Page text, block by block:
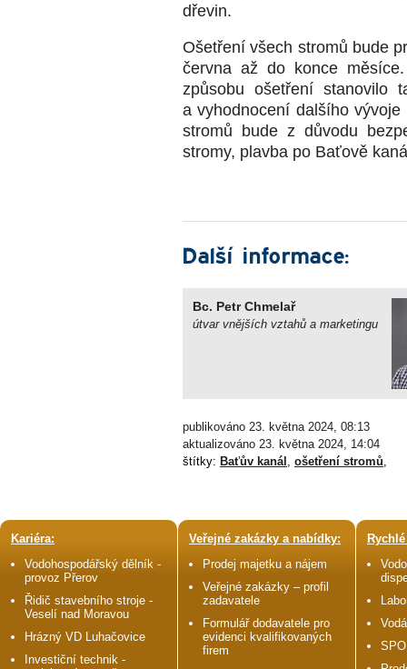
dřevin.
Ošetření všech stromů bude
června až do konce
způsobu ošetření stanovilo
a vyhodnocení dalšího
stromů bude z důvodu
stromy, plavba po Baťově
Další informace:
Bc. Petr Chmelař
útvar vnějších vztahů a marketingu
publikováno 23. května 2024, 08:13
aktualizováno 23. května 2024, 14:04
štítky: Baťův kanál , ošetření stromů,
Kariéra:
Vodohospodářský dělník -
provoz Přerov
Řidič stavebního stroje -
Veselí nad Moravou
Hrázný VD Luhačovice
Investiční technik -
Veřejné zakázky a nabídky:
Prodej majetku a nájem
Veřejné zakázky – profil
zadavatele
Formulář dodavatele pro
evidenci kvalifikovaných
firem